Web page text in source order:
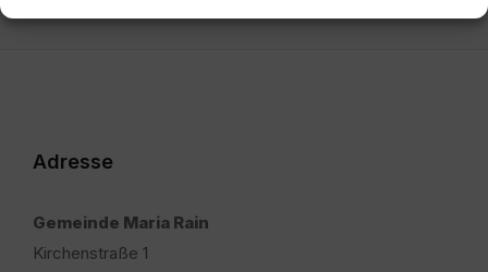
Adresse
Gemeinde Maria Rain
Kirchenstraße 1